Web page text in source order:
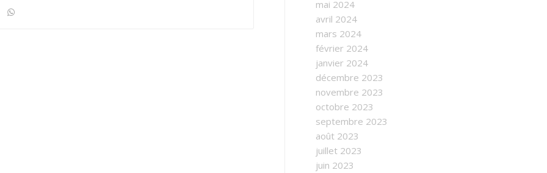
mai 2024
avril 2024
mars 2024
février 2024
janvier 2024
décembre 2023
novembre 2023
octobre 2023
septembre 2023
août 2023
juillet 2023
juin 2023